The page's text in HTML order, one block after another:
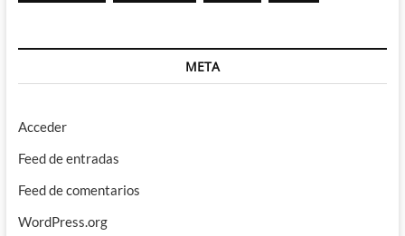
META
Acceder
Feed de entradas
Feed de comentarios
WordPress.org